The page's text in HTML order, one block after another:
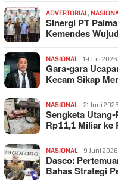
ADVERTORIAL,
Sinergi PT
Kemendes
NASIONAL 19 Juli 2026
Gara-gara
Kecam Sikap
NASIONAL 21 Juni 2026
Sengketa
Rp11,1 Miliar ke
NASIONAL 9 Juni 2026
Dasco:
Bahas Strategi